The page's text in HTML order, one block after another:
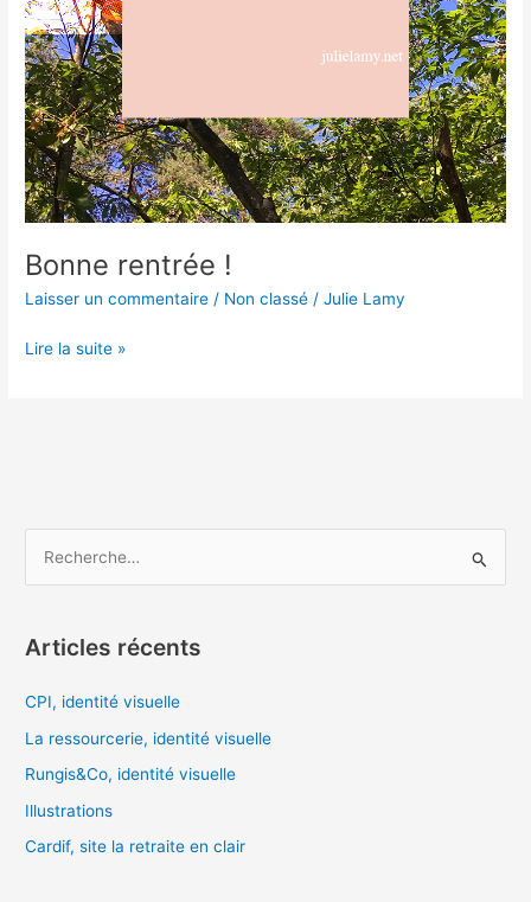
Bonne rentrée !
Laisser un commentaire / Non classé /Julie Lamy
Lire la suite »
h
h
e
r
Articles récents
CPI, identité visuelle
La ressourcerie, identité visuelle
Rungis&Co, identité visuelle
Illustrations
Cardif, site la retraite en clair